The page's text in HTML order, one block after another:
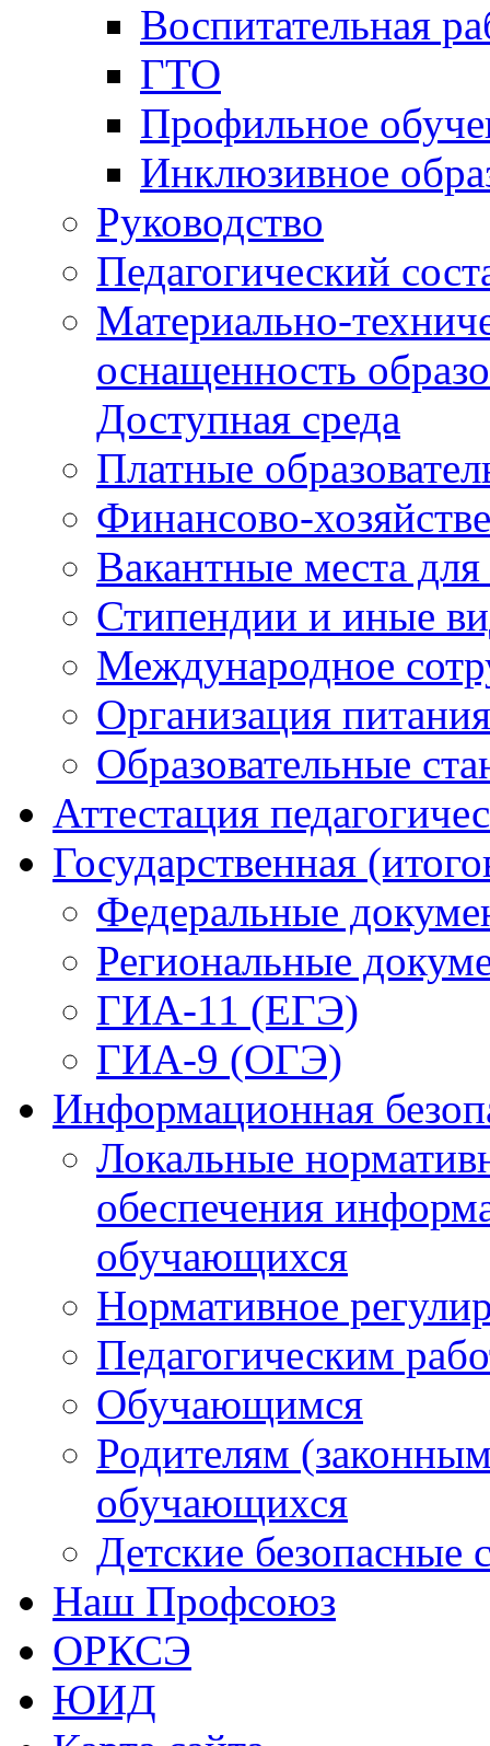
Воспитательная
ГТО
Профильное
Инклюзивное
Руководство
Педагогический
Материально-
оснащенность
Доступная среда
Платные
Финансово-
Вакантные места
Стипендии и иные
Международное
Организация
Образовательные
Аттестация
Государственная
Федеральные
Региональные
ГИА-11 (ЕГЭ)
ГИА-9 (ОГЭ)
Информационная
Локальные
обеспечения
обучающихся
Нормативное
Педагогическим
Обучающимся
Родителям
обучающихся
Детские безопасные
Наш Профсоюз
ОРКСЭ
ЮИД